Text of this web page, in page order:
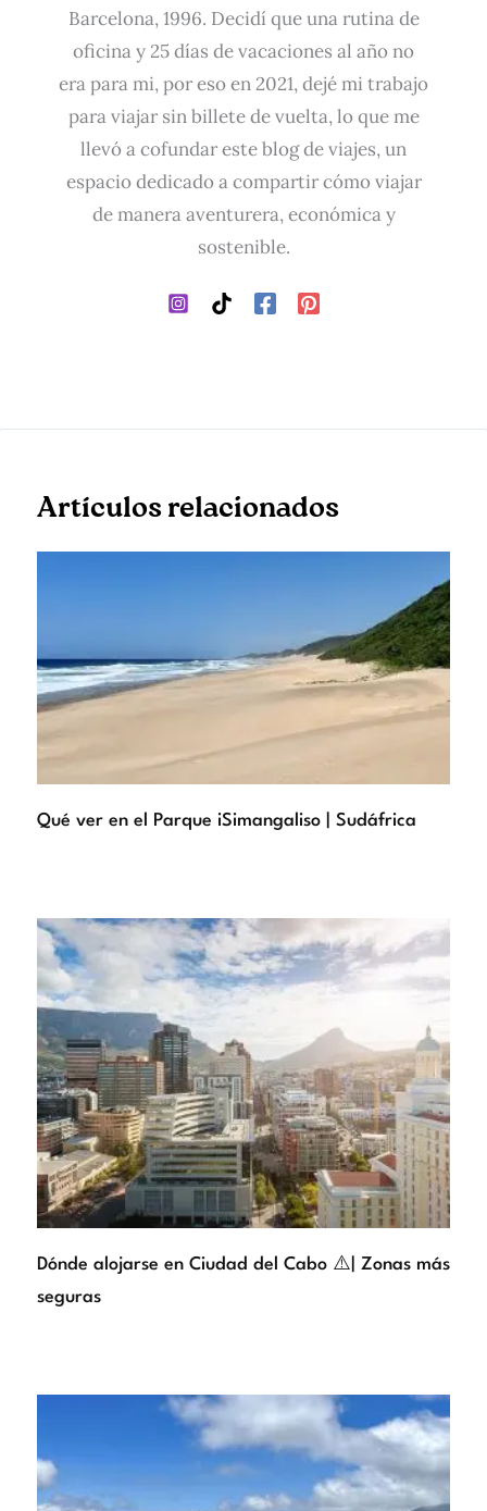
Barcelona, 1996. Decidí que una rutina de
oficina y 25 días de vacaciones al año no
era para mi, por eso en 2021, dejé mi trabajo
para viajar sin billete de vuelta, lo que me
llevó a cofundar este blog de viajes, un
espacio dedicado a compartir cómo viajar
de manera aventurera, económica y
sostenible.
Artículos relacionados
Qué ver en el Parque iSimangaliso | Sudáfrica
Dónde alojarse en Ciudad del Cabo ⚠️| Zonas más
seguras